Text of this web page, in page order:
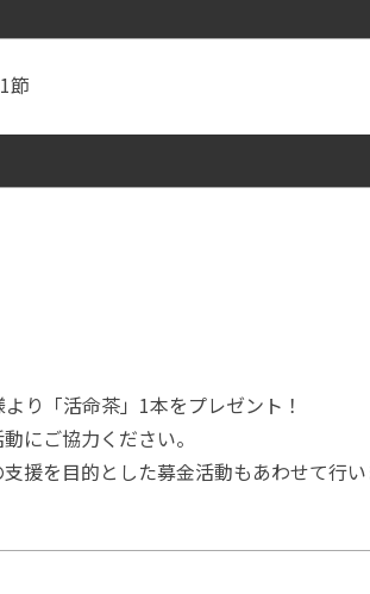
節
り「活命茶」1本をプレゼント！
にご協力ください。
援を目的とした募金活動もあわせて行い